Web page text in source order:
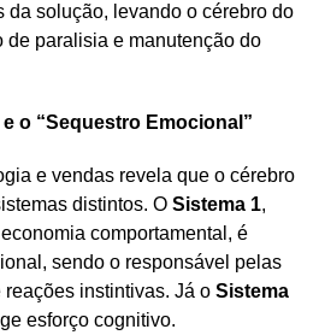
da solução, levando o cérebro do
de paralisia e manutenção do
o “Sequestro Emocional”
e vendas revela que o cérebro
distintos. O Sistema 1,
comportamental, é
sendo o responsável pelas
instintivas. Já o Sistema
esforço cognitivo.